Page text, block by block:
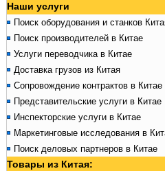
Наши услуги
Поиск оборудования и станков
Поиск производителей в Китае
Услуги переводчика в Китае
Доставка грузов из Китая
Сопровождение контрактов в Китае
Представительские услуги в Китае
Инспекторские услуги в Китае
Маркетинговые исследования в
Поиск деловых партнеров в Китае
Товары из Китая: